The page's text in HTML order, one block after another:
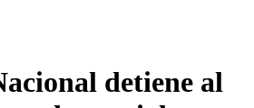
detiene al